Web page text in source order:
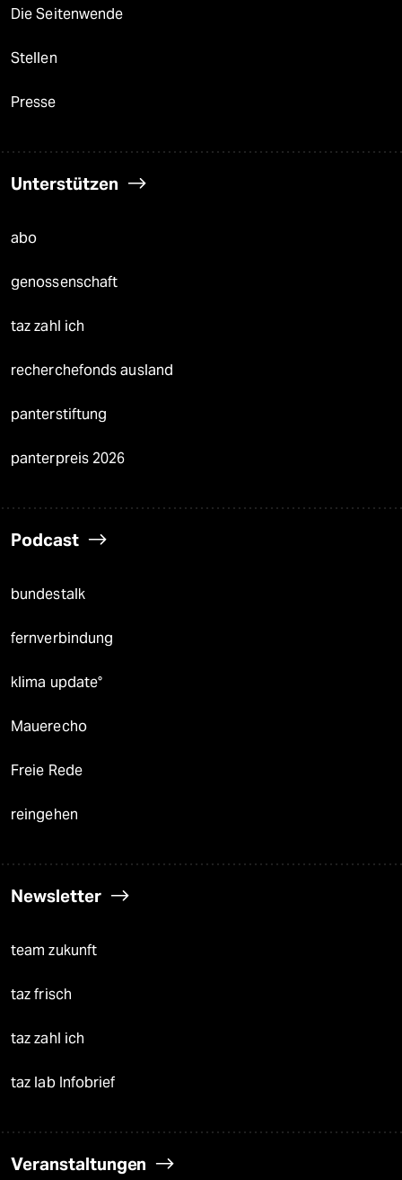
Die Seitenwende
Stellen
Presse
Unterstützen
abo
genossenschaft
taz zahl ich
recherchefonds ausland
panterstiftung
panterpreis 2026
Podcast
bundestalk
fernverbindung
klima update°
Mauerecho
Freie Rede
reingehen
Newsletter
team zukunft
taz frisch
taz zahl ich
taz lab Infobrief
Veranstaltungen